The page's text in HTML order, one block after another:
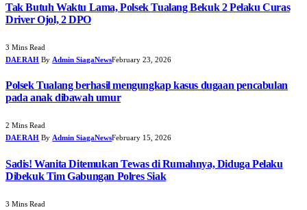
Tak Butuh Waktu Lama, Polsek Tualang Bekuk 2 Pelaku Curas
Driver Ojol, 2 DPO
3 Mins Read
DAERAH By Admin SiagaNewsFebruary 23, 2026
Polsek Tualang berhasil mengungkap kasus dugaan pencabulan
pada anak dibawah umur
2 Mins Read
DAERAH By Admin SiagaNewsFebruary 15, 2026
Sadis! Wanita Ditemukan Tewas di Rumahnya, Diduga Pelaku
Dibekuk Tim Gabungan Polres Siak
3 Mins Read